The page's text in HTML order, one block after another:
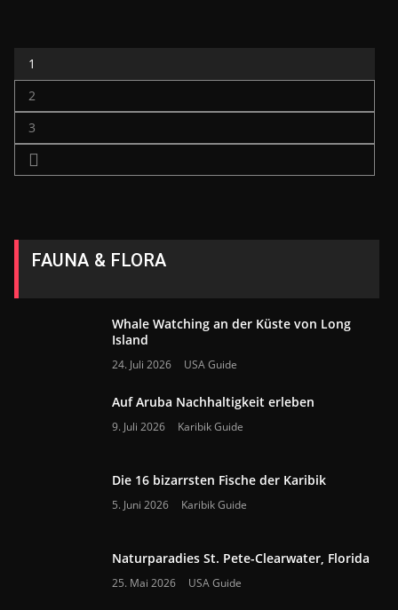
1
2
3
FAUNA & FLORA
Whale Watching an der Küste von Long
Island
24. Juli 2026 USA Guide
Auf Aruba Nachhaltigkeit erleben
9. Juli 2026 Karibik Guide
Die 16 bizarrsten Fische der Karibik
5. Juni 2026 Karibik Guide
Naturparadies St. Pete-Clearwater, Florida
25. Mai 2026 USA Guide